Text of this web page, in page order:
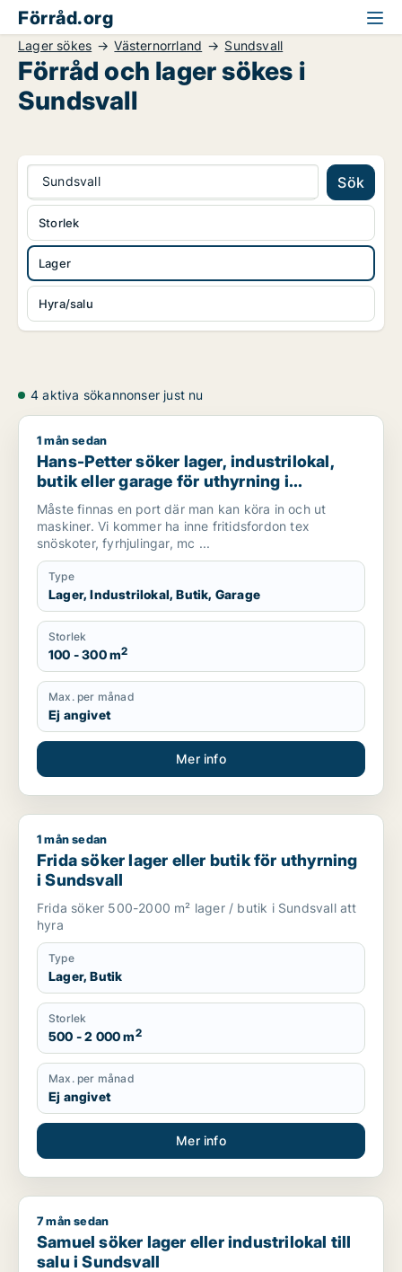
Förråd.org
Lager sökes Västernorrland Sundsvall
Förråd och lager sökes i
Sundsvall
Sundsvall Sök
Lager
Hyra/salu
Storlek
4 aktiva sökannonser just nu
Hans-Petter söker lager, industrilokal, butik eller garage för
1 mån sedan
Hans-Petter söker lager, industrilokal,
butik eller garage för uthyrning i
Sundsvall
Måste finnas en port där man kan köra in och ut
maskiner. Vi kommer ha inne fritidsfordon tex
snöskoter, fyrhjulingar, mc ...
Type
Lager, Industrilokal, Butik, Garage
Storlek
100 - 300 m2
Max. per månad
Ej angivet
Mer info
Frida söker lager eller butik för uthyrning i Sundsvall
1 mån sedan
Frida söker lager eller butik för uthyrning
i Sundsvall
Frida söker 500-2000 m² lager / butik i Sundsvall att
hyra
Type
Lager, Butik
Storlek
500 - 2 000 m2
Max. per månad
Ej angivet
Mer info
Samuel söker lager eller industrilokal till salu i Sundsvall
7 mån sedan
Samuel söker lager eller industrilokal till
salu i Sundsvall